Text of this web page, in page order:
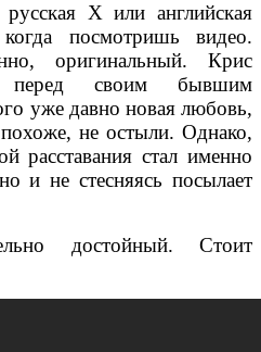
русская Х или английская
посмотришь видео.
оригинальный. Крис
своим бывшим
уже давно новая любовь,
не остыли. Однако,
расставания стал именно
и не стесняясь посылает
достойный. Стоит